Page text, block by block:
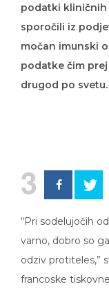
podatki kliničnih
sporočili iz
močan imunski
podatke čim
drugod po svetu.
3
“Pri sodelujočih
varno, dobro so
odziv protiteles,”
francoske